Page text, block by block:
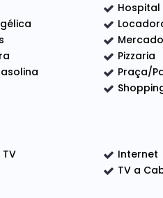
pois está servido de várias
em geral. À 5 minutos do
Imobiliária estamos
Hospital
Mercado
Pizzaria
Praça/
Internet
TV a